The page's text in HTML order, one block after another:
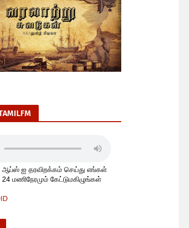
ஐ தரவிறக்கம் செய்து எங்கள்
மணிநேரமும் கேட்டுமகிழுங்கள்